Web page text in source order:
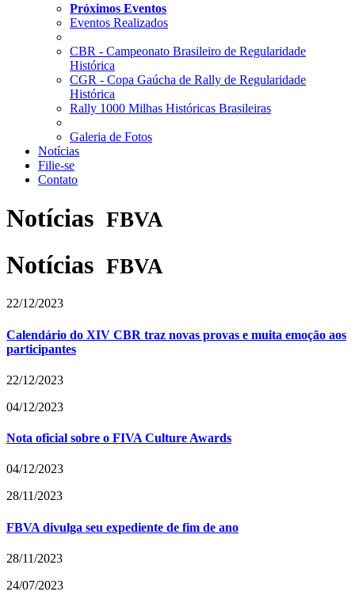
Próximos Eventos
Eventos Realizados
CBR - Campeonato Brasileiro de Regularidade
Histórica
CGR - Copa Gaúcha de Rally de Regularidade
Histórica
Rally 1000 Milhas Históricas Brasileiras
Galeria de Fotos
Notícias
Filie-se
Contato
Notícias FBVA
Notícias FBVA
22/12/2023
Calendário do XIV CBR traz novas provas e muita emoção aos
participantes
22/12/2023
04/12/2023
Nota oficial sobre o FIVA Culture Awards
04/12/2023
28/11/2023
FBVA divulga seu expediente de fim de ano
28/11/2023
24/07/2023